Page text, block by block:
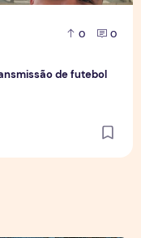
0 0
de futebol